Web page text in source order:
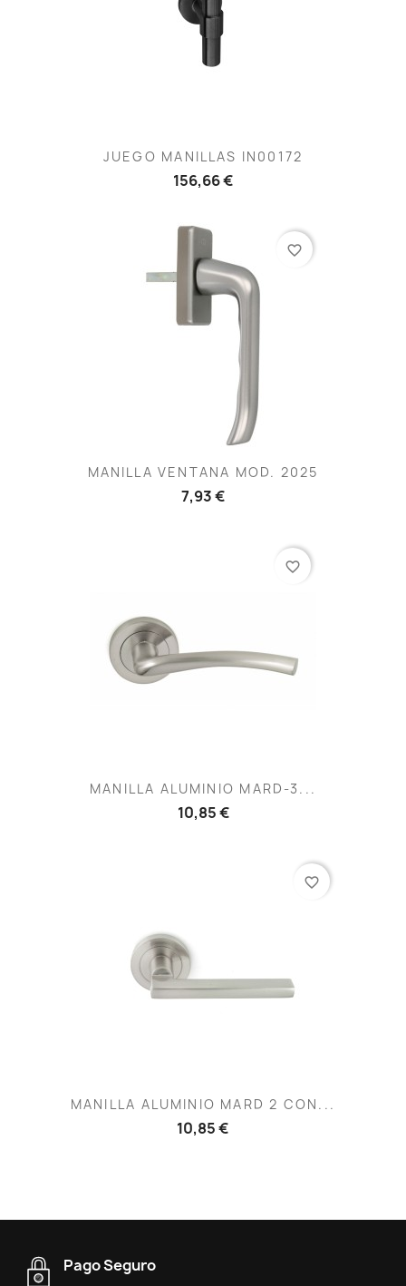
JUEGO MANILLAS IN00172
156,66 €
MANILLA VENTANA MOD. 2025
7,93 €
favorite_border
MANILLA ALUMINIO MARD-3...
10,85 €
favorite_border
MANILLA ALUMINIO MARD 2 CON...
10,85 €
favorite_border
Pago Seguro